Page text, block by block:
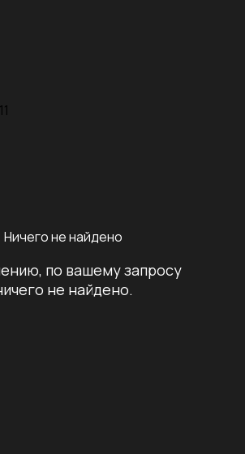
Ничего не найдено
по вашему запросу
не найдено.